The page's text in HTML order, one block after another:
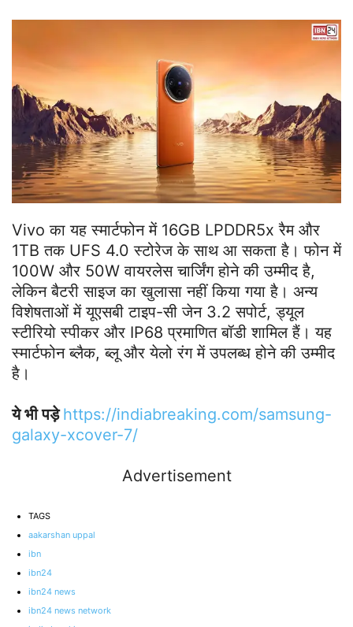
Vivo का यह स्मार्टफोन में 16GB LPDDR5x रैम और
1TB तक UFS 4.0 स्टोरेज के साथ आ सकता है। फोन में
100W और 50W वायरलेस चार्जिंग होने की उम्मीद है,
लेकिन बैटरी साइज का खुलासा नहीं किया गया है। अन्य
विशेषताओं में यूएसबी टाइप-सी जेन 3.2 सपोर्ट, ड्यूल
स्टीरियो स्पीकर और IP68 प्रमाणित बॉडी शामिल हैं। यह
स्मार्टफोन ब्लैक, ब्लू और येलो रंग में उपलब्ध होने की उम्मीद
है।
ये भी पड़ेhttps://indiabreaking.com/samsung-
galaxy-xcover-7/
Advertisement
TAGS
aakarshan uppal
ibn
ibn24
ibn24 news
ibn24 news network